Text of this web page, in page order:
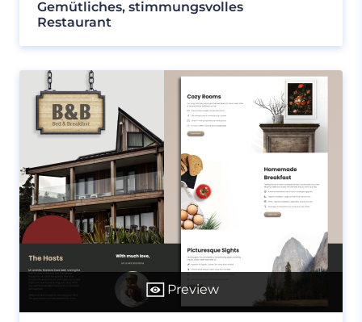
Gemütliches, stimmungsvolles
Restaurant
Preview